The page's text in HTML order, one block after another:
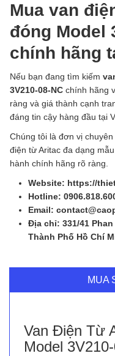
Mua van
đóng Model
chính hãng
Nếu bạn đang tìm kiếm
3V210-08-NC chính hãng
ràng và giá thành cạnh
đáng tin cậy hàng đầu tại
Chúng tôi là đơn vị
điện từ Aritac đa dạng
hành chính hãng rõ ràng.
Website: https://
Hotline:
Email:
Địa chỉ: 331/41
Thành Phố Hồ Chí
MUA
Van Điện Từ
Model